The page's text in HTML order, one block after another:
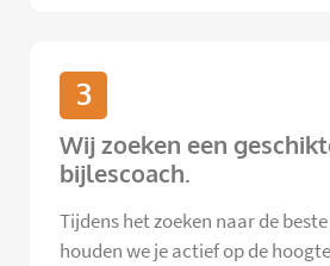
3
Wij zoeken een
bijlescoach.
Tijdens het zoeken naar de
houden we je actief op de